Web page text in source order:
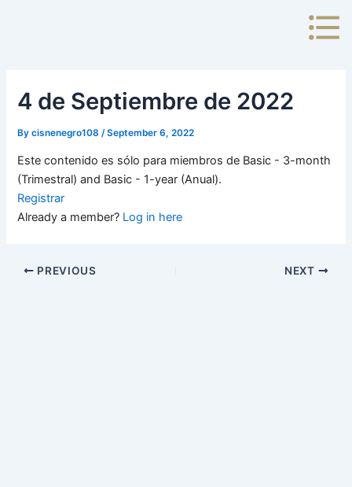
4 de Septiembre de 2022
Bycisnenegro108 /September 6, 2022
Este contenido es sólo para miembros de Basic - 3-month
(Trimestral) and Basic - 1-year (Anual).
Registrar
Already a member? Log in here
PREVIOUS NEXT